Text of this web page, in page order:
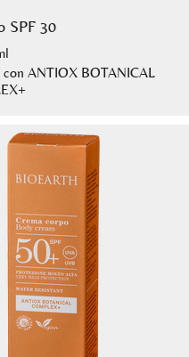
SPF 30
con ANTIOX BOTANICAL